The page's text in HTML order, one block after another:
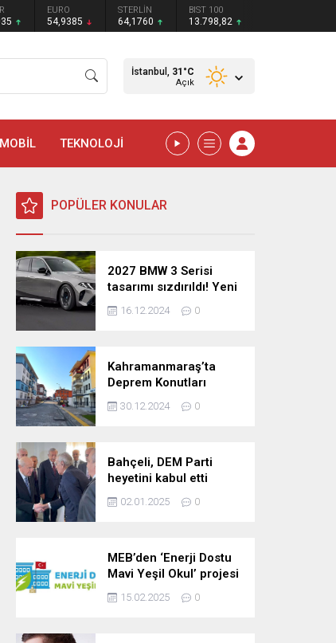
EURO
54,9385
STERLİN
64,1760
BIST 100
13.798,82
İstanbul, 31 °C
Açık
TEKNOLOJİ
POPÜLER KONULAR
2027 BMW 3 Serisi
tasarımı sızdırıldı! Yeni
nesil sedan’dan
şaşırtıcı yenilikler!
16.12.2024 0
Kahramanmaraş’ta
Deprem Konutları
2025’te Teslim Edilecek
30.12.2024 0
Bahçeli, DEM Parti
heyetini kabul etti
02.01.2025 0
MEB’den ‘Enerji Dostu
Mavi Yeşil Okul’ projesi
15.02.2025 0